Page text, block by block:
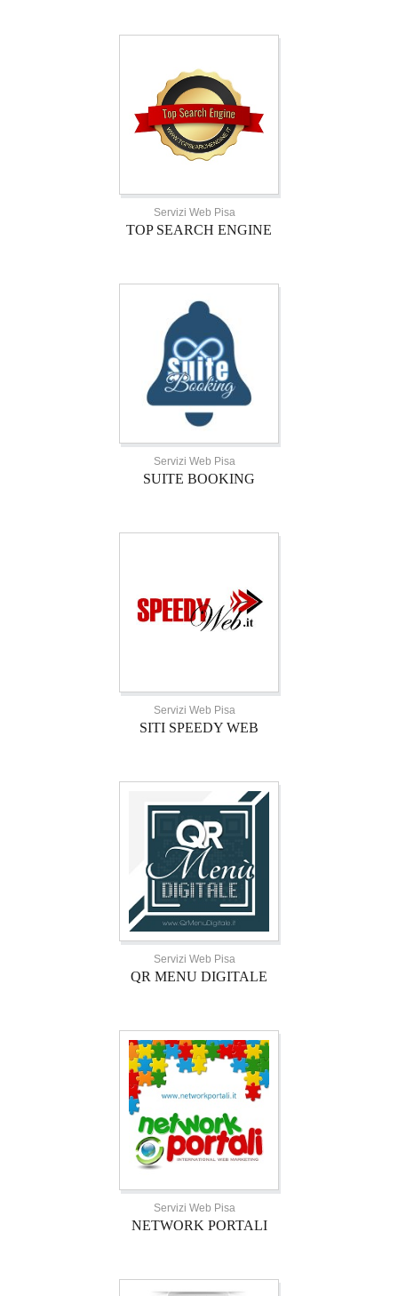
Servizi Web Pisa
TOP SEARCH ENGINE
Servizi Web Pisa
SUITE BOOKING
Servizi Web Pisa
SITI SPEEDY WEB
Servizi Web Pisa
QR MENU DIGITALE
Servizi Web Pisa
NETWORK PORTALI